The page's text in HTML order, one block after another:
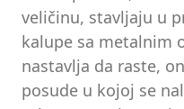
veličinu, stavljaju u
kalupe sa metalnim
nastavlja da raste,
posude u kojoj se